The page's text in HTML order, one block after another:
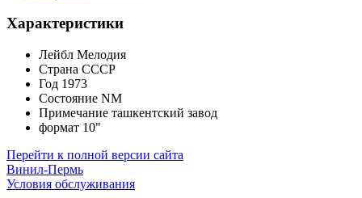
Характеристики
Лейбл Мелодия
Страна СССР
Год 1973
Состояние NM
Примечание ташкентский завод
формат 10"
Перейти к полной версии сайта
Винил-Пермь
Условия обслуживания